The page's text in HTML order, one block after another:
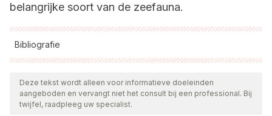
belangrijke soort van de zeefauna.
Bibliografie
Alle aangehaalde bronnen zijn grondig gecontroleerd door
ons team om hun kwaliteit, betrouwbaarheid, actualiteit en
geldigheid te waarborgen. De bibliografie van dit artikel werd
Deze tekst wordt alleen voor informatieve doeleinden
aangeboden en vervangt niet het consult bij een professional. Bij
twijfel, raadpleeg uw specialist.